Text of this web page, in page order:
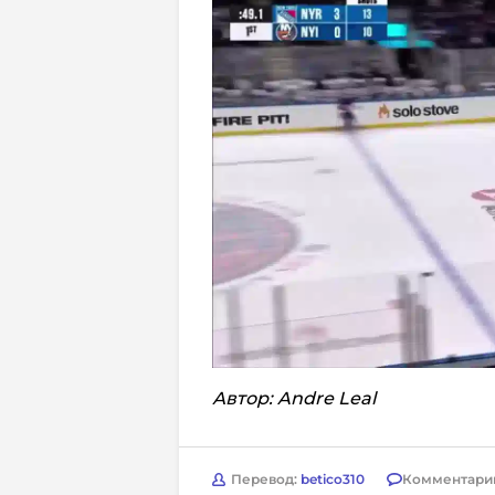
Автор: Andre Leal
Перевод: betico310